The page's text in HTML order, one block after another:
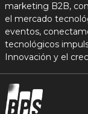
marketing B2B,
el mercado
eventos,
tecnológicos
Innovación y el